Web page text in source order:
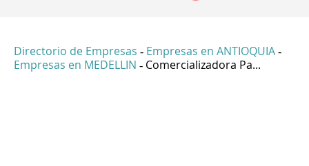
Directorio de Empresas - Empresas en ANTIOQUIA -
Empresas en MEDELLIN - Comercializadora Pa...